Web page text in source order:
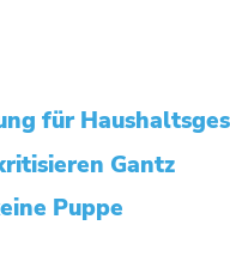
für
Gantz
Puppe